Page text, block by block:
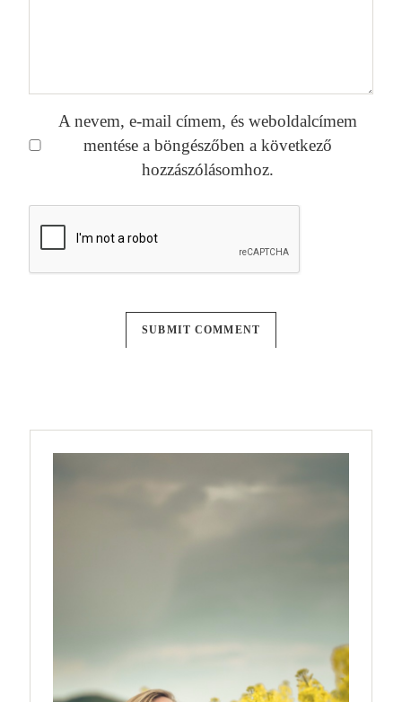
A nevem, e-mail címem, és weboldalcímem
mentése a böngészőben a következő
hozzászólásomhoz.